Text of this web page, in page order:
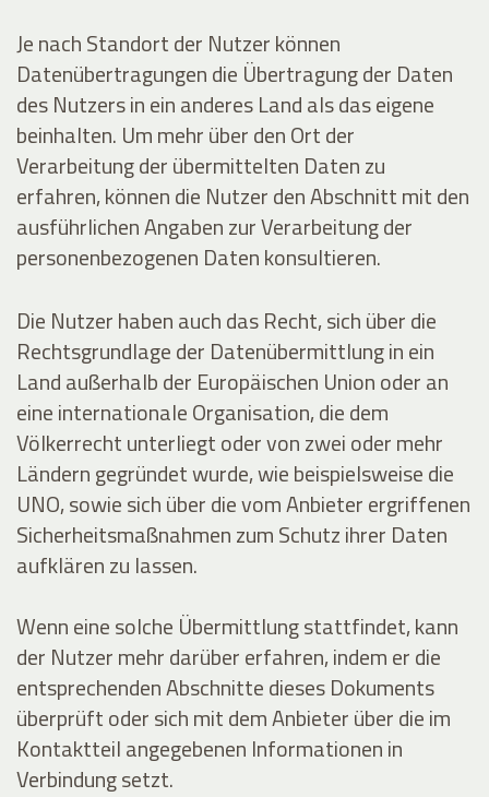
Je nach Standort der Nutzer können
Datenübertragungen die Übertragung der Daten
des Nutzers in ein anderes Land als das eigene
beinhalten. Um mehr über den Ort der
Verarbeitung der übermittelten Daten zu
erfahren, können die Nutzer den Abschnitt mit den
ausführlichen Angaben zur Verarbeitung der
personenbezogenen Daten konsultieren.
Die Nutzer haben auch das Recht, sich über die
Rechtsgrundlage der Datenübermittlung in ein
Land außerhalb der Europäischen Union oder an
eine internationale Organisation, die dem
Völkerrecht unterliegt oder von zwei oder mehr
Ländern gegründet wurde, wie beispielsweise die
UNO, sowie sich über die vom Anbieter ergriffenen
Sicherheitsmaßnahmen zum Schutz ihrer Daten
aufklären zu lassen.
Wenn eine solche Übermittlung stattfindet, kann
der Nutzer mehr darüber erfahren, indem er die
entsprechenden Abschnitte dieses Dokuments
überprüft oder sich mit dem Anbieter über die im
Kontaktteil angegebenen Informationen in
Verbindung setzt.